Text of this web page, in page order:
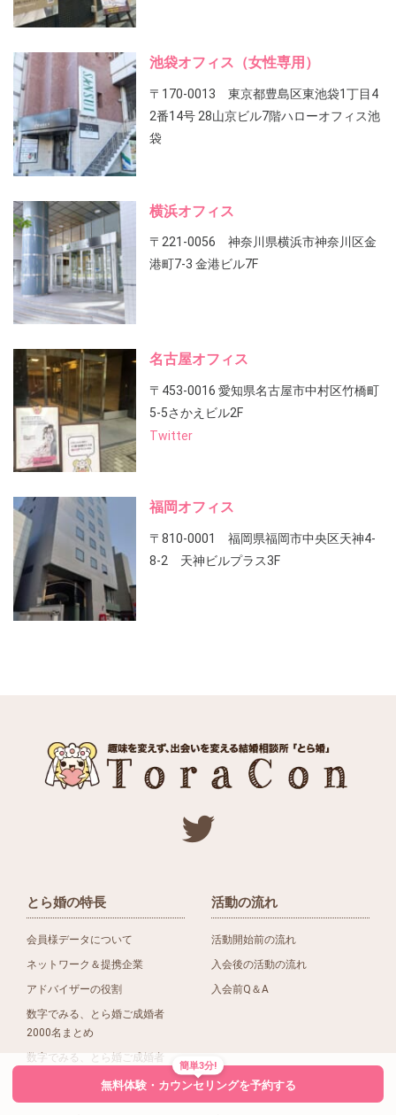
池袋オフィス（女性専用）
〒170-0013 東京都豊島区東池袋1丁目4
2番14号 28山京ビル7階ハローオフィス池
袋
横浜オフィス
〒221-0056 神奈川県横浜市神奈川区金
港町7-3 金港ビル7F
名古屋オフィス
〒453-0016 愛知県名古屋市中村区竹橋町
5-5さかえビル2F
Twitter
福岡オフィス
〒810-0001 福岡県福岡市中央区天神4-
8-2 天神ビルプラス3F
とら婚の特長
会員様データについて
ネットワーク＆提携企業
アドバイザーの役割
数字でみる、とら婚ご成婚者
2000名まとめ
数字でみる、とら婚ご成婚者
活動の流れ
活動開始前の流れ
入会後の活動の流れ
入会前Q＆A
簡単3分!
無料体験・カウンセリングを予約する